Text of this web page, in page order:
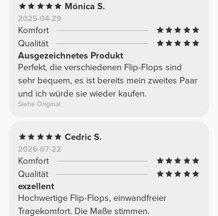
Mónica S.
2025-04-29
Komfort
Qualität
Ausgezeichnetes Produkt
Perfekt, die verschiedenen Flip-Flops sind
sehr bequem, es ist bereits mein zweites Paar
und ich würde sie wieder kaufen.
Siehe Original
Cedric S.
2026-07-22
Komfort
Qualität
exzellent
Hochwertige Flip-Flops, einwandfreier
Tragekomfort. Die Maße stimmen.